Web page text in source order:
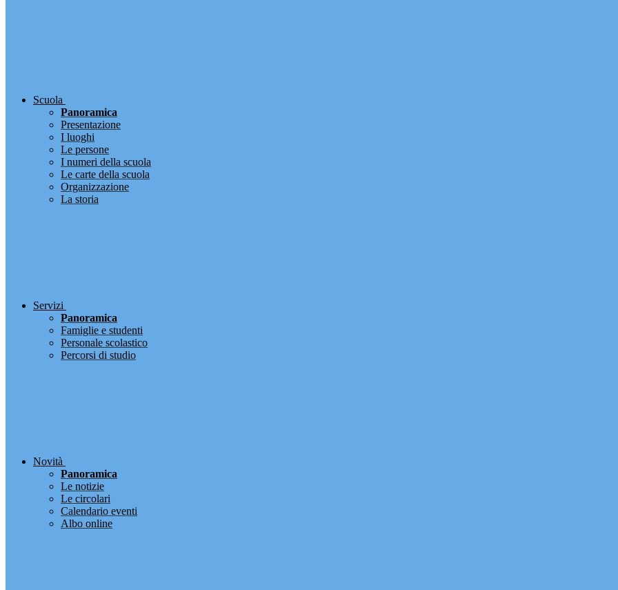
Scuola
Panoramica
Presentazione
I luoghi
Le persone
I numeri della scuola
Le carte della scuola
Organizzazione
La storia
Servizi
Panoramica
Famiglie e studenti
Personale scolastico
Percorsi di studio
Novità
Panoramica
Le notizie
Le circolari
Calendario eventi
Albo online